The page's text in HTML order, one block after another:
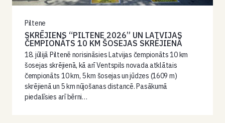
Piltene
SKRĒJIENS “PILTENE 2026” UN LATVIJAS
ČEMPIONĀTS 10 KM ŠOSEJAS SKRĒJIENĀ
18. jūlijā Piltenē norisināsies Latvijas čempionāts 10 km
šosejas skrējienā, kā arī Ventspils novada atklātais
čempionāts 10 km, 5 km šosejas un jūdzes (1609 m)
skrējienā un 5 km nūjošanas distancē. Pasākumā
piedalīsies arī bērni…